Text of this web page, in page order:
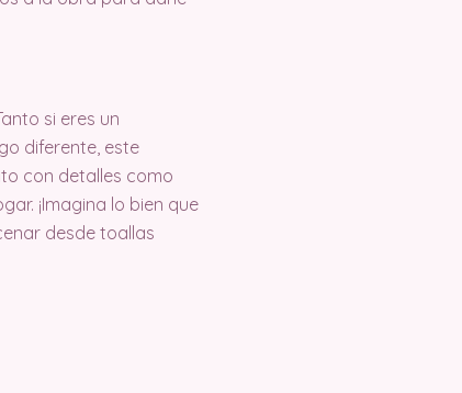
si eres un
diferente, este
con detalles como
¡Imagina lo bien que
desde toallas